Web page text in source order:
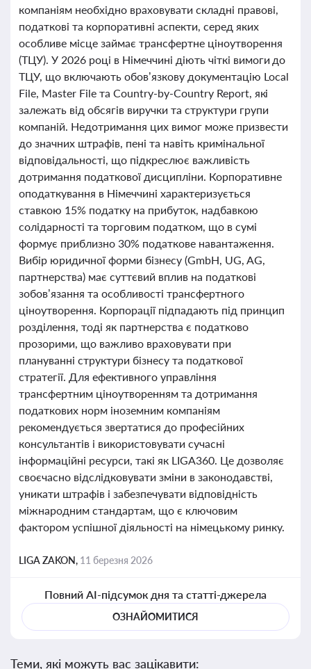
компаніям необхідно враховувати складні правові,
податкові та корпоративні аспекти, серед яких
особливе місце займає трансфертне ціноутворення
(ТЦУ). У 2026 році в Німеччині діють чіткі вимоги до
ТЦУ, що включають обов’язкову документацію Local
File, Master File та Country-by-Country Report, які
залежать від обсягів виручки та структури групи
компаній. Недотримання цих вимог може призвести
до значних штрафів, пені та навіть кримінальної
відповідальності, що підкреслює важливість
дотримання податкової дисципліни. Корпоративне
оподаткування в Німеччині характеризується
ставкою 15% податку на прибуток, надбавкою
солідарності та торговим податком, що в сумі
формує приблизно 30% податкове навантаження.
Вибір юридичної форми бізнесу (GmbH, UG, AG,
партнерства) має суттєвий вплив на податкові
зобов’язання та особливості трансфертного
ціноутворення. Корпорації підпадають під принцип
розділення, тоді як партнерства є податково
прозорими, що важливо враховувати при
плануванні структури бізнесу та податкової
стратегії. Для ефективного управління
трансфертним ціноутворенням та дотримання
податкових норм іноземним компаніям
рекомендується звертатися до професійних
консультантів і використовувати сучасні
інформаційні ресурси, такі як LIGA360. Це дозволяє
своєчасно відслідковувати зміни в законодавстві,
уникати штрафів і забезпечувати відповідність
міжнародним стандартам, що є ключовим
фактором успішної діяльності на німецькому ринку.
LIGA ZAKON, 11 березня 2026
Повний AI-підсумок дня та статті-джерела
ОЗНАЙОМИТИСЯ
Теми, які можуть вас зацікавити: